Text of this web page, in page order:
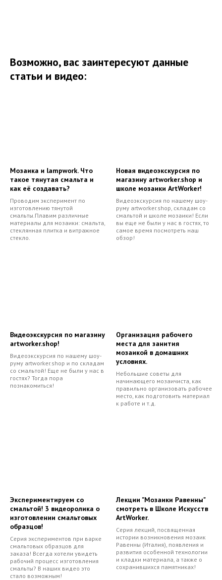
Возможно, вас заинтересуют данные
статьи и видео:
Мозаика и lampwork. Что
такое тянутая смальта и
как её создавать?
Проводим эксперимент по
изготовлению тянутой
смальты.Плавим различные
материалы для мозаики: смальта,
стеклянная плитка и витражное
стекло.
Новая видеоэкскурсия по
магазину artworker.shop и
школе мозаики ArtWorker!
Видеоэкскурсия по нашему шоу-
руму artworker.shoр, складам со
смальтой и школе мозаики! Если
вы еще не были у нас в гостях, то
самое время посмотреть наш
обзор!
Видеоэкскурсия по магазину
artworker.shop!
Видеоэкскурсия по нашему шоу-
руму artworker.shop и по складам
со смальтой! Еще не были у нас в
гостях? Тогда пора
познакомиться!
Организация рабочего
места для занития
мозаикой в домашних
условиях.
Небольшие советы для
начинающего мозаичиста, как
правильно организовать рабочее
место, как подготовить материал
к работе и т.д.
Экспериментируем со
смальтой! 3 видеоролика о
изготовлении смальтовых
образцов!
Серия экспериментов при варке
смальтовых образцов для
заказа! Всегда хотели увидеть
рабочий процесс изготовления
смальты? В наших видео это
стало возможным!
Лекции "Мозаики Равенны"
смотреть в Школе Искусств
ArtWorker.
Серия лекций, посвященная
истории возникновения мозаик
Равенны (Италия), появления и
развития особенной технологии
и кладки материала, а также о
сохранившихся памятниках!